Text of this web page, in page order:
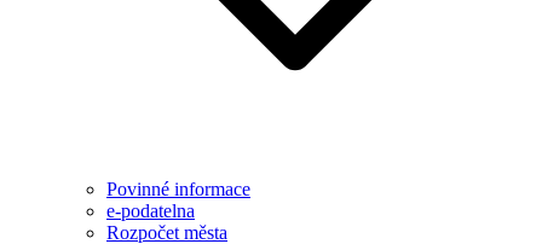
Povinné informace
e-podatelna
Rozpočet města